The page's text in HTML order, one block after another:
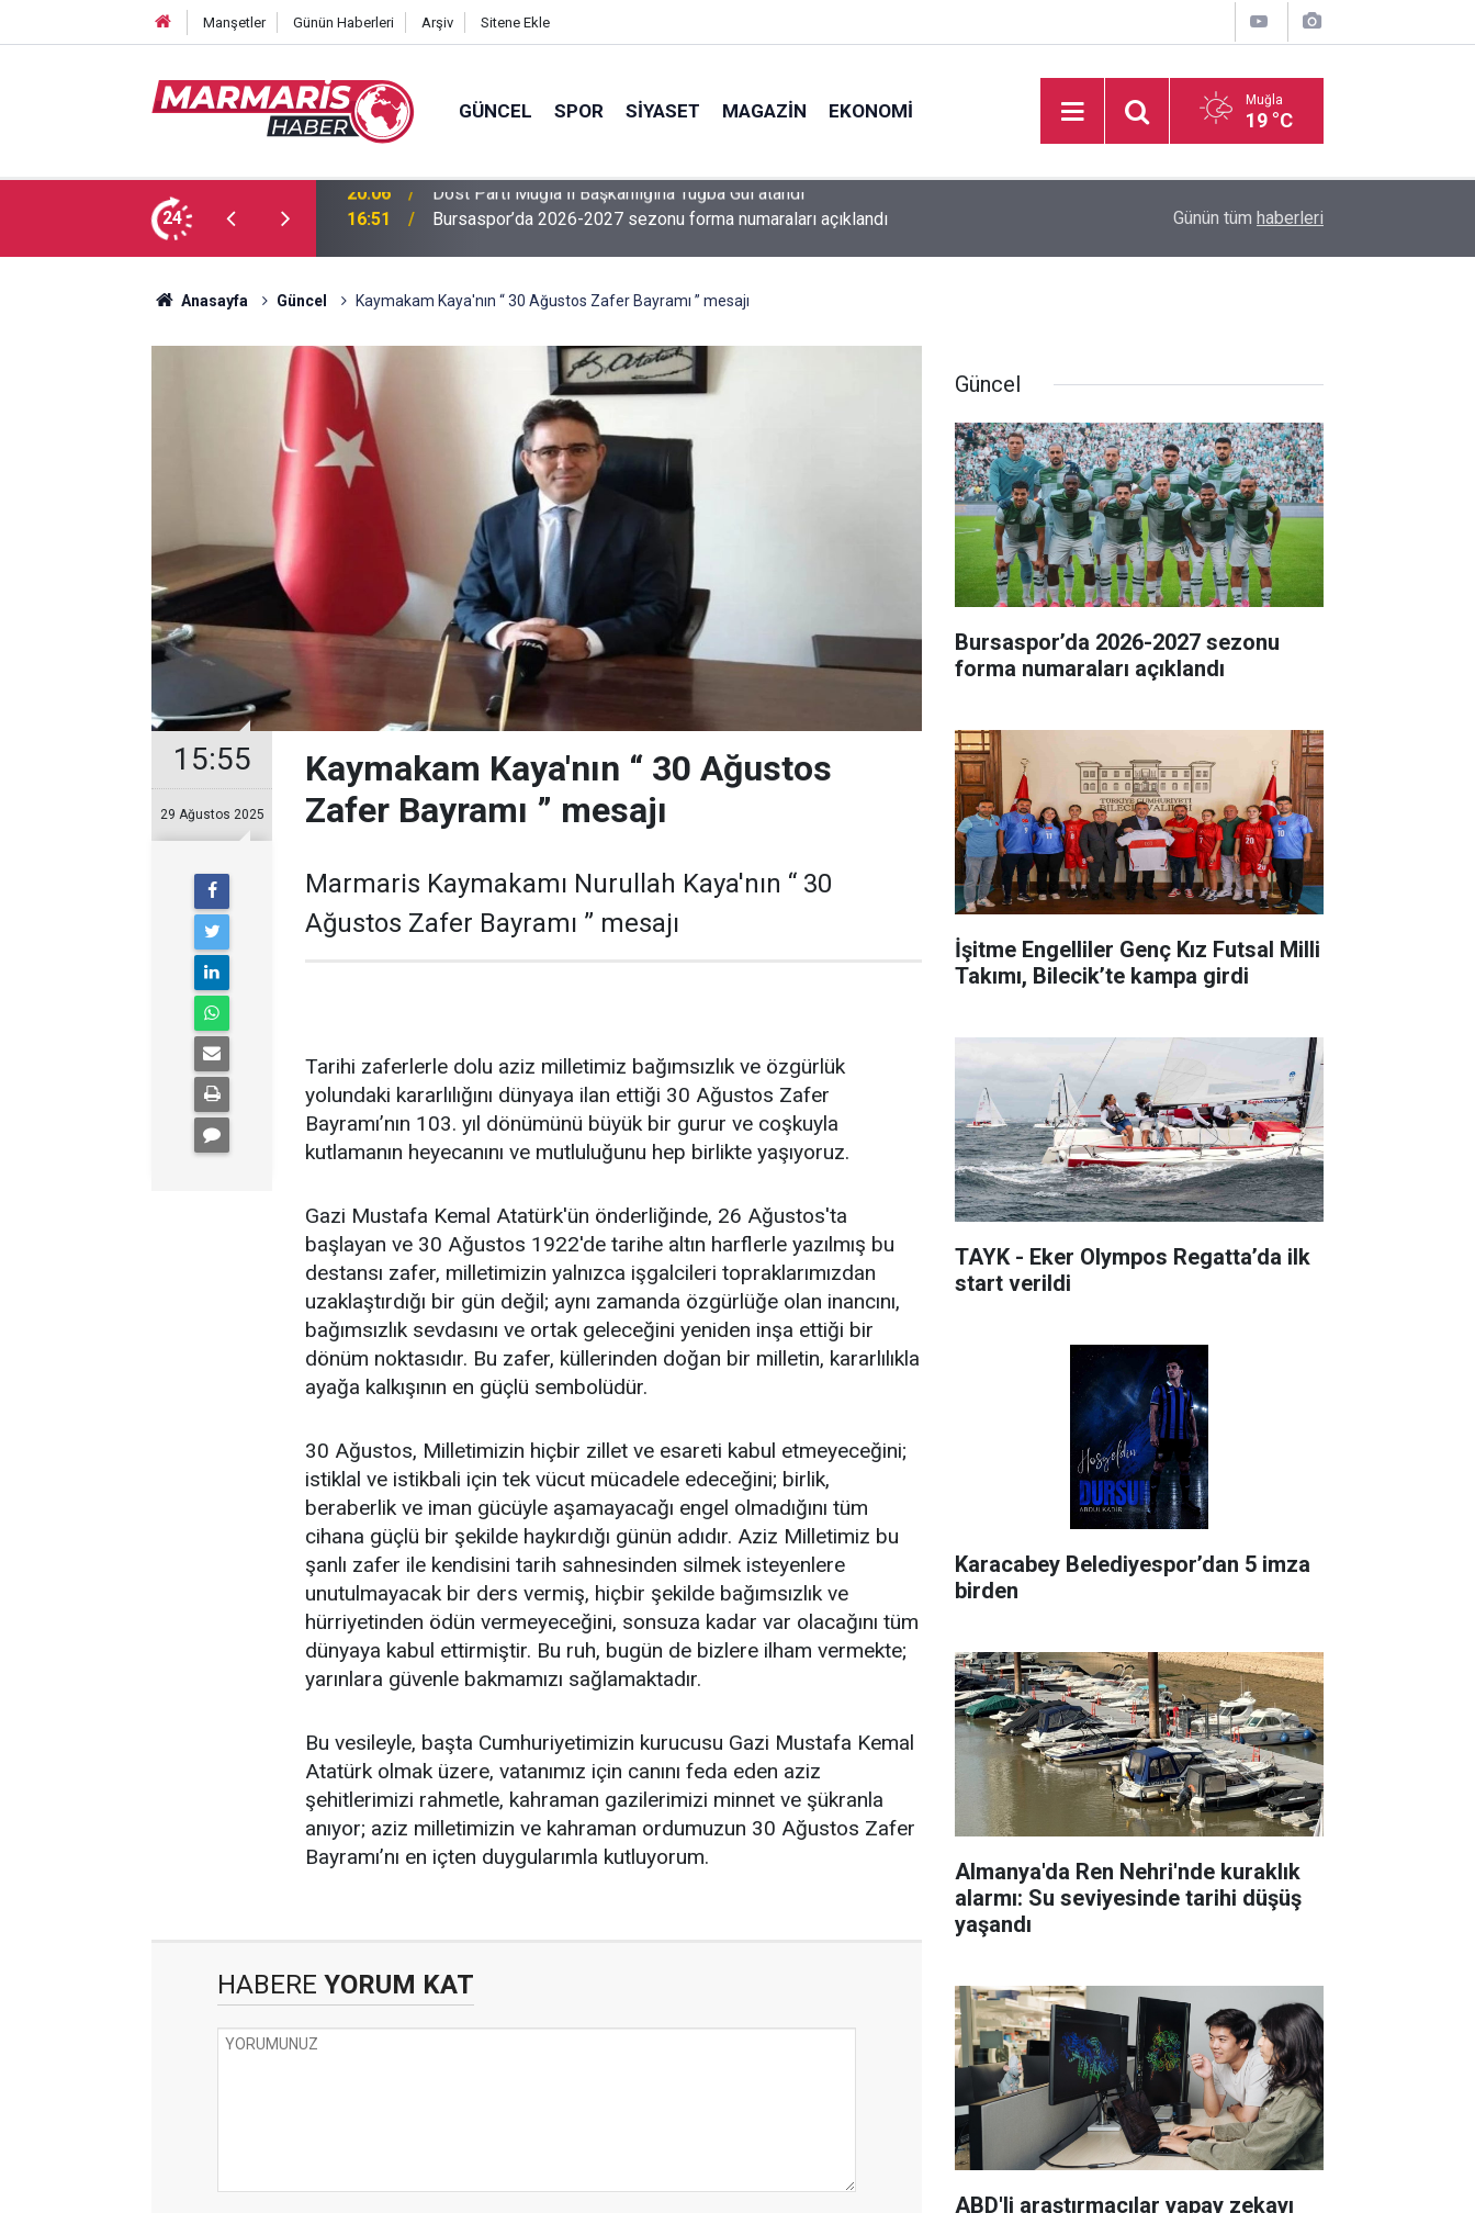
Manşetler Günün Haberleri Arşiv Sitene Ekle
GÜNCEL SPOR SIYASET MAGAZIN EKONOMI Muğla
19 °C
24 16:51 Bursaspor’da 2026-2027 sezonu forma numaraları açıklandı İşitme Engelliler Genç Kız Futsal Milli Takımı,
Günün tüm haberleri
Anasayfa Güncel Kaymakam Kaya'nın “ 30 Ağustos Zafer Bayramı ” mesajı
15:55
29 Ağustos 2025
Kaymakam Kaya'nın “ 30 Ağustos
Zafer Bayramı ” mesajı
Marmaris Kaymakamı Nurullah Kaya'nın “ 30
Ağustos Zafer Bayramı ” mesajı
Tarihi zaferlerle dolu aziz milletimiz bağımsızlık ve özgürlük
yolundaki kararlılığını dünyaya ilan ettiği 30 Ağustos Zafer
Bayramı’nın 103. yıl dönümünü büyük bir gurur ve coşkuyla
kutlamanın heyecanını ve mutluluğunu hep birlikte yaşıyoruz.
Gazi Mustafa Kemal Atatürk'ün önderliğinde, 26 Ağustos'ta
başlayan ve 30 Ağustos 1922'de tarihe altın harflerle yazılmış bu
destansı zafer, milletimizin yalnızca işgalcileri topraklarımızdan
uzaklaştırdığı bir gün değil; aynı zamanda özgürlüğe olan inancını,
bağımsızlık sevdasını ve ortak geleceğini yeniden inşa ettiği bir
dönüm noktasıdır. Bu zafer, küllerinden doğan bir milletin, kararlılıkla
ayağa kalkışının en güçlü sembolüdür.
30 Ağustos, Milletimizin hiçbir zillet ve esareti kabul etmeyeceğini;
istiklal ve istikbali için tek vücut mücadele edeceğini; birlik,
beraberlik ve iman gücüyle aşamayacağı engel olmadığını tüm
cihana güçlü bir şekilde haykırdığı günün adıdır. Aziz Milletimiz bu
şanlı zafer ile kendisini tarih sahnesinden silmek isteyenlere
unutulmayacak bir ders vermiş, hiçbir şekilde bağımsızlık ve
hürriyetinden ödün vermeyeceğini, sonsuza kadar var olacağını tüm
dünyaya kabul ettirmiştir. Bu ruh, bugün de bizlere ilham vermekte;
yarınlara güvenle bakmamızı sağlamaktadır.
Bu vesileyle, başta Cumhuriyetimizin kurucusu Gazi Mustafa Kemal
Atatürk olmak üzere, vatanımız için canını feda eden aziz
şehitlerimizi rahmetle, kahraman gazilerimizi minnet ve şükranla
anıyor; aziz milletimizin ve kahraman ordumuzun 30 Ağustos Zafer
Bayramı’nı en içten duygularımla kutluyorum.
HABERE YORUM KAT
Güncel
Bursaspor’da 2026-2027 sezonu
forma numaraları açıklandı
İşitme Engelliler Genç Kız Futsal Milli
Takımı, Bilecik’te kampa girdi
TAYK - Eker Olympos Regatta’da ilk
start verildi
Karacabey Belediyespor’dan 5 imza
birden
Almanya'da Ren Nehri'nde kuraklık
alarmı: Su seviyesinde tarihi düşüş
yaşandı
ABD'li araştırmacılar yapay zekayı